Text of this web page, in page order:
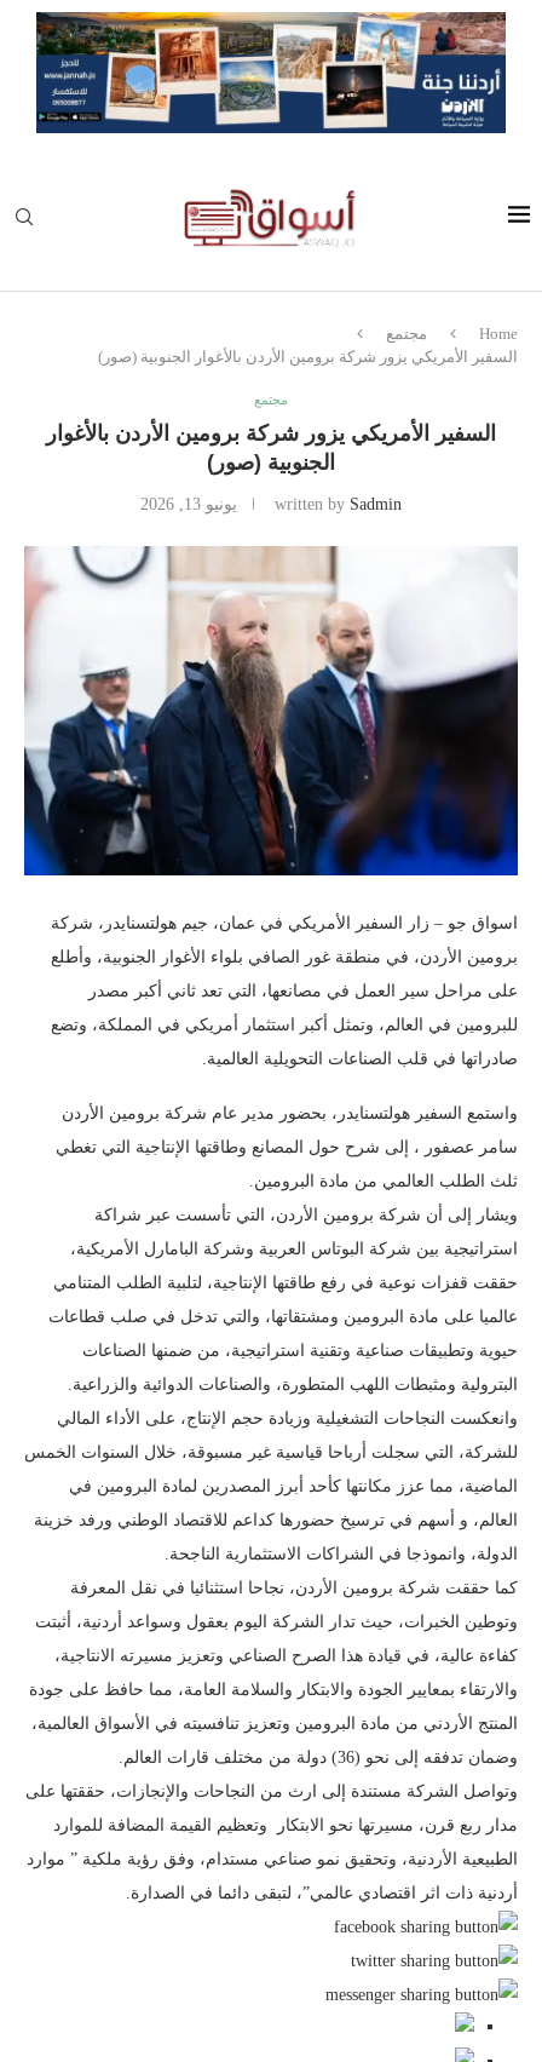
Home
مجتمع
السفير الأمريكي يزور شركة برومين الأردن بالأغوار الجنوبية (صور)
مجتمع
السفير الأمريكي يزور شركة برومين الأردن بالأغوار
الجنوبية (صور)
written by Sadmin يونيو 13, 2026
اسواق جو – زار السفير الأمريكي في عمان، جيم هولتسنايدر، شركة
برومين الأردن، في منطقة غور الصافي بلواء الأغوار الجنوبية، وأطلع
على مراحل سير العمل في مصانعها، التي تعد ثاني أكبر مصدر
للبرومين في العالم، وتمثل أكبر استثمار أمريكي في المملكة، وتضع
صادراتها في قلب الصناعات التحويلية العالمية.
واستمع السفير هولتسنايدر، بحضور مدير عام شركة برومين الأردن
سامر عصفور ، إلى شرح حول المصانع وطاقتها الإنتاجية التي تغطي
ثلث الطلب العالمي من مادة البرومين.
ويشار إلى أن شركة برومين الأردن، التي تأسست عبر شراكة
استراتيجية بين شركة البوتاس العربية وشركة البامارل الأمريكية،
حققت قفزات نوعية في رفع طاقتها الإنتاجية، لتلبية الطلب المتنامي
عالميا على مادة البرومين ومشتقاتها، والتي تدخل في صلب قطاعات
حيوية وتطبيقات صناعية وتقنية استراتيجية، من ضمنها الصناعات
البترولية ومثبطات اللهب المتطورة، والصناعات الدوائية والزراعية.
وانعكست النجاحات التشغيلية وزيادة حجم الإنتاج، على الأداء المالي
للشركة، التي سجلت أرباحا قياسية غير مسبوقة، خلال السنوات الخمس
الماضية، مما عزز مكانتها كأحد أبرز المصدرين لمادة البرومين في
العالم، و أسهم في ترسيخ حضورها كداعم للاقتصاد الوطني ورفد خزينة
الدولة، وانموذجا في الشراكات الاستثمارية الناجحة.
كما حققت شركة برومين الأردن، نجاحا استثنائيا في نقل المعرفة
وتوطين الخبرات، حيث تدار الشركة اليوم بعقول وسواعد أردنية، أثبتت
كفاءة عالية، في قيادة هذا الصرح الصناعي وتعزيز مسيرته الانتاجية،
والارتقاء بمعايير الجودة والابتكار والسلامة العامة، مما حافظ على جودة
المنتج الأردني من مادة البرومين وتعزيز تنافسيته في الأسواق العالمية،
وضمان تدفقه إلى نحو (36) دولة من مختلف قارات العالم.
وتواصل الشركة مستندة إلى ارث من النجاحات والإنجازات، حققتها على
مدار ربع قرن، مسيرتها نحو الابتكار وتعظيم القيمة المضافة للموارد
الطبيعية الأردنية، وتحقيق نمو صناعي مستدام، وفق رؤية ملكية ” موارد
أردنية ذات اثر اقتصادي عالمي”، لتبقى دائما في الصدارة.